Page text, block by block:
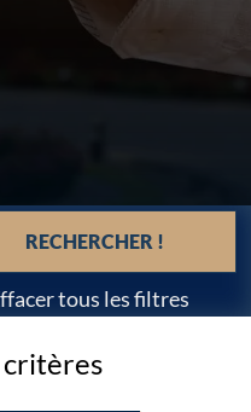
RECHERCHER !
tous les filtres
critères